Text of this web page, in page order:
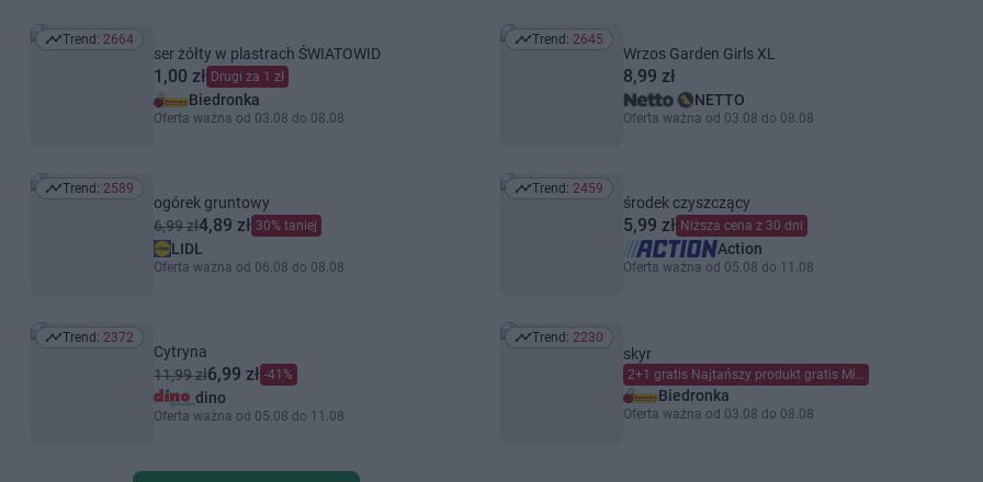
Trend: 2664
Trend: 2664
ser żółty w plastrach ŚWIATOWID
1,00 zł Drugi za 1 zł
Biedronka
Oferta ważna od 03.08 do 08.08
Trend: 2645
Trend: 2645
Wrzos Garden Girls XL
8,99 zł
NETTO
Oferta ważna od 03.08 do 08.08
Trend: 2589
Trend: 2589
ogórek gruntowy
6,99 zł4,89 zł 30% taniej
LIDL
Oferta ważna od 06.08 do 08.08
Trend: 2459
Trend: 2459
środek czyszczący
5,99 zł Niższa cena z 30 dni
Action
Oferta ważna od 05.08 do 11.08
Trend: 2372
Trend: 2372
Cytryna
11,99 zł6,99 zł -41%
dino
Oferta ważna od 05.08 do 11.08
Trend: 2230
Trend: 2230
skyr
2+1 gratis Najtańszy produkt gratis Mieszaj dowolnie Limit dzienny 6 szt. (maks. 2 gratis) na kartę Moja Biedronka.
Biedronka
Oferta ważna od 03.08 do 08.08